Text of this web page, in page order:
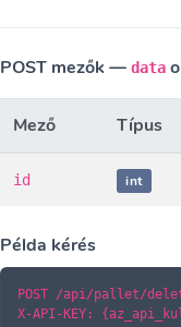
POST mezők — data
Mező Típus
id int
Példa kérés
POST /api/pallet/
X-API-KEY: